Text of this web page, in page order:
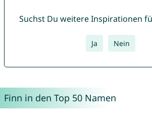
Suchst Du weitere Inspirationen
Ja Nein
Finn in den Top 50 Namen